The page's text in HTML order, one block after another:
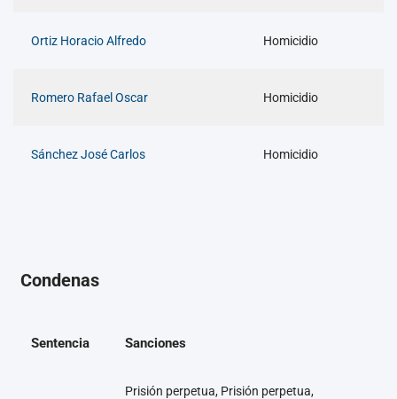
Ortiz Horacio Alfredo Homicidio
Romero Rafael Oscar Homicidio
Sánchez José Carlos Homicidio
Condenas
Sentencia Sanciones
Prisión perpetua, Prisión perpetua,